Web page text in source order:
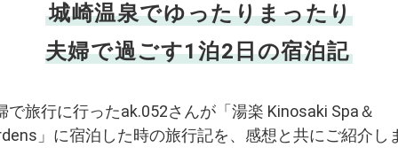
城崎温泉でゆったりまったり
夫婦で過ごす1泊2日の宿泊記
で旅行に行ったak.052さんが「湯楽 Kinosaki Spa＆
」に宿泊した時の旅行記を、感想と共にご紹介し